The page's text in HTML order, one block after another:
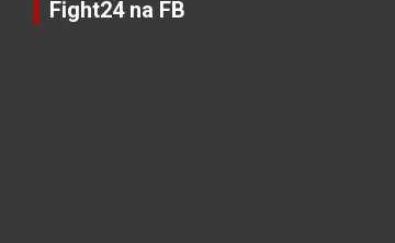
Fight24 na FB